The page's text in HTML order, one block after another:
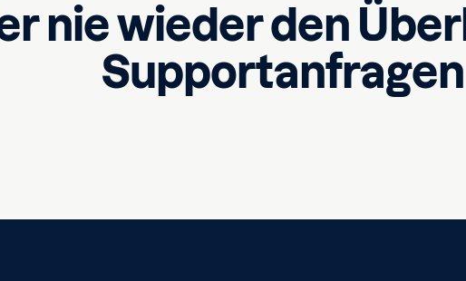
nie wieder den
Supportanfragen